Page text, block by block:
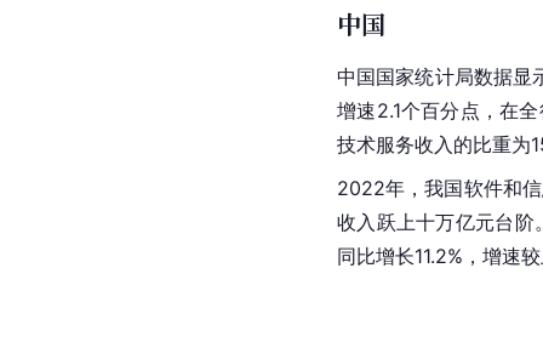
中国
中国国家统计局数据
增速2.1个百分点，在
技术服务收入的比重为
2022年，我国软件和
收入跃上十万亿元台
同比增长11.2%，增速